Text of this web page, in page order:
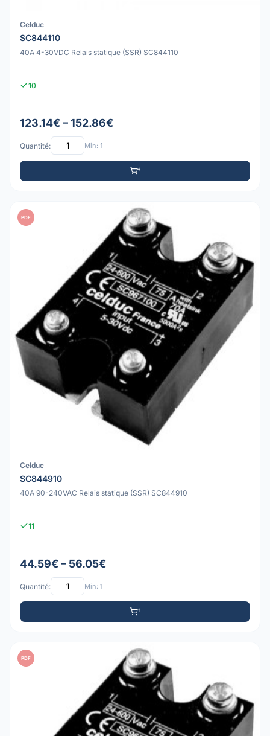
Celduc
SC844110
40A 4-30VDC Relais statique (SSR) SC844110
10
123.14€ – 152.86€
Quantité: Min: 1
PDF
Celduc
SC844910
40A 90-240VAC Relais statique (SSR) SC844910
11
44.59€ – 56.05€
Quantité: Min: 1
PDF